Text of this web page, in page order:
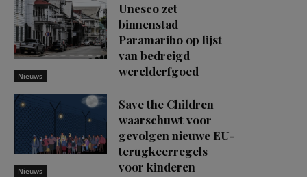
Nieuws
Unesco zet
binnenstad
Paramaribo op lijst
van bedreigd
werelderfgoed
Nieuws
Save the Children
waarschuwt voor
gevolgen nieuwe EU-
terugkeerregels
voor kinderen